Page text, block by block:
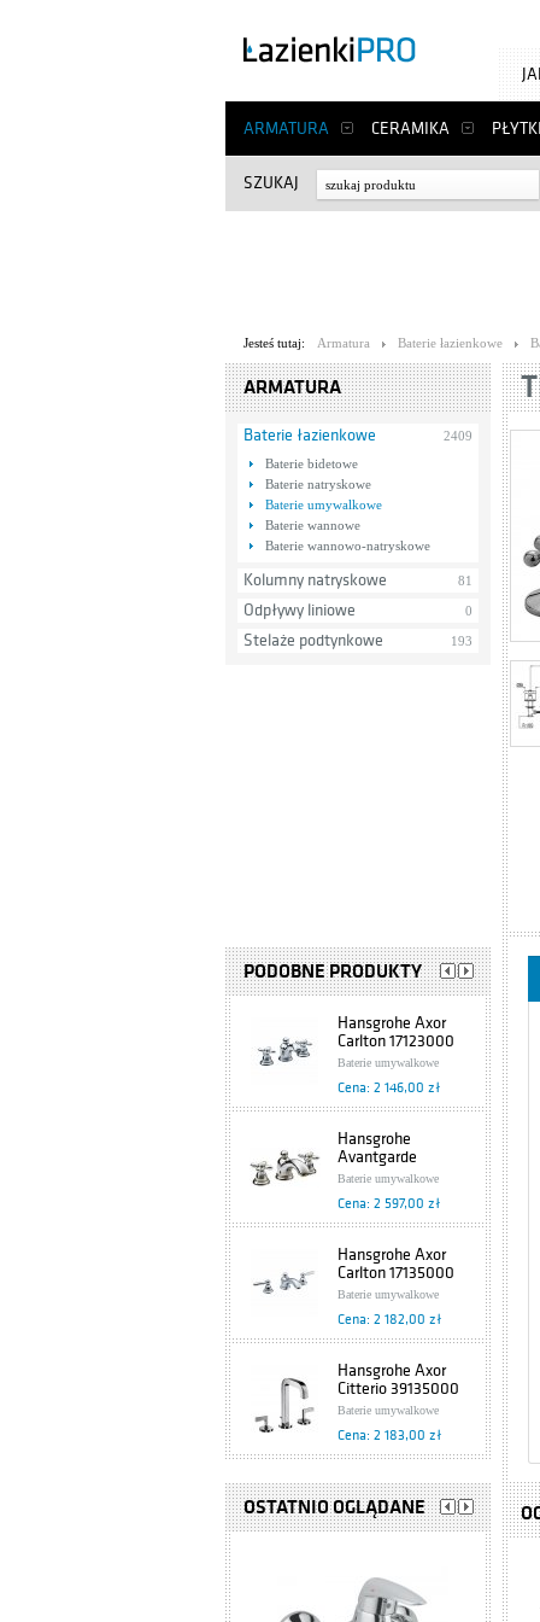
ARMATURA CERAMIKA PŁYTKI
SZUKAJ
Jesteś tutaj: Armatura Baterie łazienkowe
ARMATURA
Baterie łazienkowe
2409
Baterie bidetowe
Baterie natryskowe
Baterie umywalkowe
Baterie wannowe
Baterie wannowo-natryskowe
Kolumny natryskowe 81
Odpływy liniowe 0
Stelaże podtynkowe 193
PODOBNE PRODUKTY
Hansgrohe Axor
Carlton 17123000
Baterie umywalkowe
Cena: 2 146,00 zł
Hansgrohe
Avantgarde
17133090
Baterie umywalkowe
Cena: 2 597,00 zł
Hansgrohe Axor
Carlton 17135000
Baterie umywalkowe
Cena: 2 182,00 zł
Hansgrohe Axor
Citterio 39135000
Baterie umywalkowe
Cena: 2 183,00 zł
Tres Retro
5.29.105.01.61
Baterie umywalkowe
Hansgrohe Metris
OSTATNIO OGLĄDANE